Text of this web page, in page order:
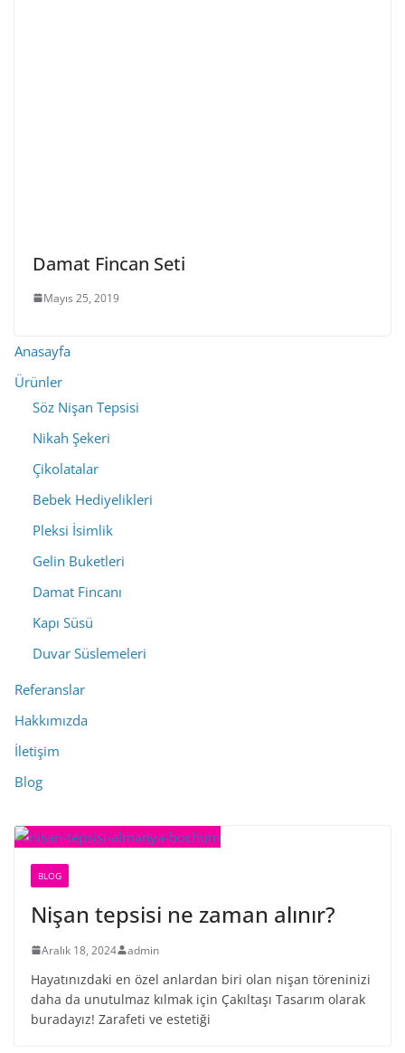
Damat Fincan Seti
Mayıs 25, 2019
Anasayfa
Ürünler
Söz Nişan Tepsisi
Nikah Şekeri
Çikolatalar
Bebek Hediyelikleri
Pleksi İsimlik
Gelin Buketleri
Damat Fincanı
Kapı Süsü
Duvar Süslemeleri
Referanslar
Hakkımızda
İletişim
Blog
BLOG
Nişan tepsisi ne zaman alınır?
Aralık 18, 2024 admin
Hayatınızdaki en özel anlardan biri olan nişan töreninizi
daha da unutulmaz kılmak için Çakıltaşı Tasarım olarak
buradayız! Zarafeti ve estetiği